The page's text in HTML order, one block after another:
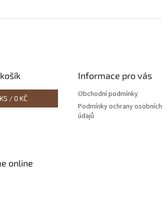
/ 0 KČ
Informace pro vás
Obchodní podmínky
Podmínky ochrany osobních
údajů
online